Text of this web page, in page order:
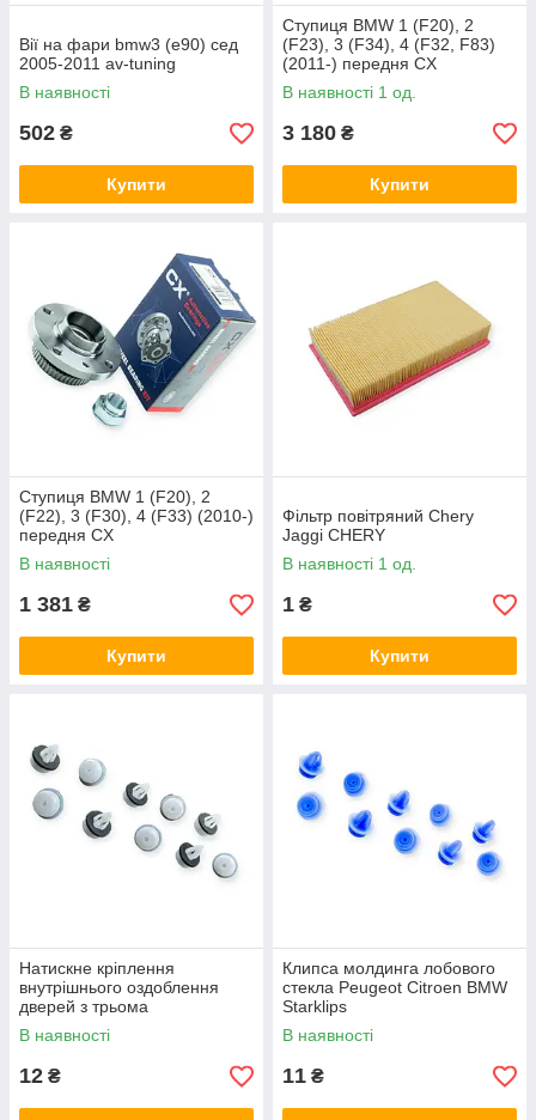
Вії на фари bmw3 (e90) сед
2005-2011 av-tuning
В наявності
502 ₴
Купити
Ступиця BMW 1 (F20), 2
(F23), 3 (F34), 4 (F32, F83)
(2011-) передня CX
В наявності 1 од.
3 180 ₴
Купити
Ступиця BMW 1 (F20), 2
(F22), 3 (F30), 4 (F33) (2010-)
передня CX
В наявності
1 381 ₴
Купити
Фільтр повітряний Chery
Jaggi CHERY
В наявності 1 од.
1 ₴
Купити
Натискне кріплення
внутрішнього оздоблення
дверей з трьома
капелюшками. BMW E88,
E36, E46, E90, M3 E Starklips
В наявності
12 ₴
Клипса молдинга лобового
стекла Peugeot Citroen BMW
Starklips
В наявності
11 ₴